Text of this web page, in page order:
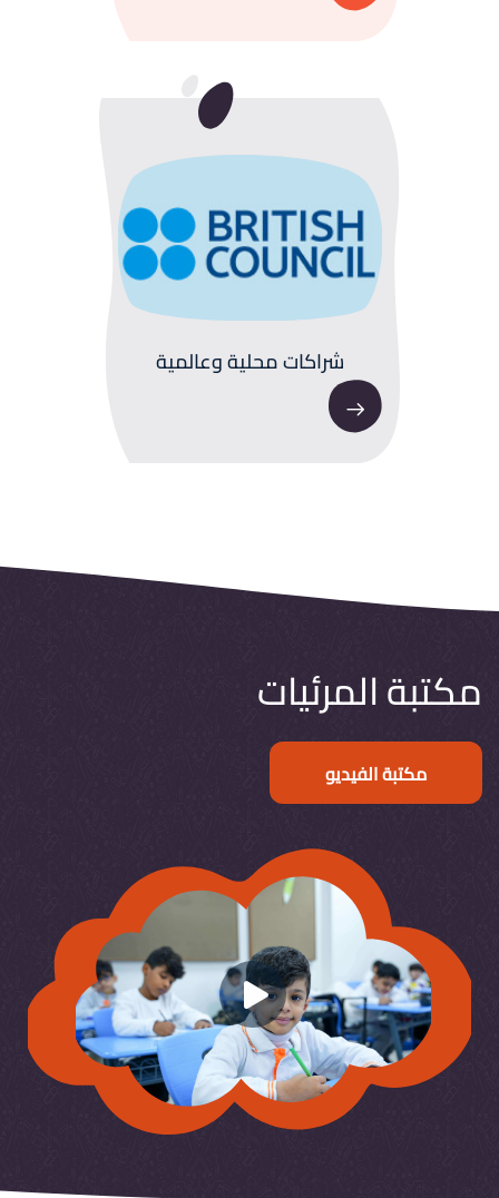
شراكات محلية وعالمية
مكتبة المرئيات
مكتبة الفيديو